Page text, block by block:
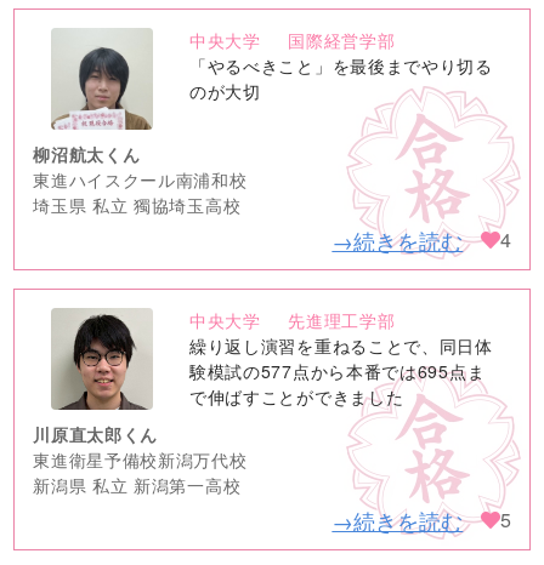
no
image
中央大学
国際経営学部
「やるべきこと」を最後までやり切る
のが大切
柳沼航太くん
東進ハイスクール南浦和校
埼玉県 私立 獨協埼玉高校
→続きを読む 4
no
image
中央大学
先進理工学部
繰り返し演習を重ねることで、同日体
験模試の577点から本番では695点ま
で伸ばすことができました
川原直太郎くん
東進衛星予備校新潟万代校
新潟県 私立 新潟第一高校
→続きを読む 5